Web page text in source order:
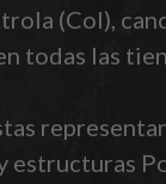
(Col),
todas las
estructuras